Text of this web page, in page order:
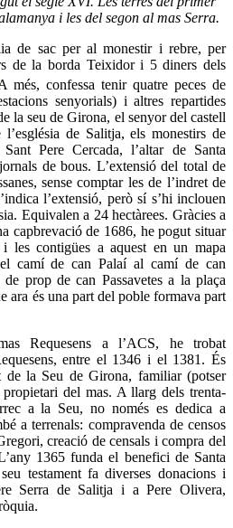
i les del segon al mas Serra.
de sac per al monestir i rebre, per
de la borda Teixidor i 5 diners dels
més, confessa tenir quatre peces de
senyorials) i altres repartides
la seu de Girona, el senyor del castell
de Salitja, els monestirs de
Pere Cercada, l’altar de Santa
de bous. L’extensió del total de
sense comptar les de l’indret de
l’extensió, però sí s’hi inclouen
Equivalen a 24 hectàrees. Gràcies a
capbrevació de 1686, he pogut situar
i les contigües a aquest en un mapa
camí de can Palaí al camí de can
prop de can Passavetes a la plaça
és una part del poble formava part
Requesens a l’ACS, he trobat
entre el 1346 i el 1381. És
de la Seu de Girona, familiar (potser
propietari del mas. A llarg dels trenta-
a la Seu, no només es dedica a
a terrenals: compravenda de censos
creació de censals i compra del
1365 funda el benefici de Santa
testament fa diverses donacions i
Serra de Salitja i a Pere Olivera,